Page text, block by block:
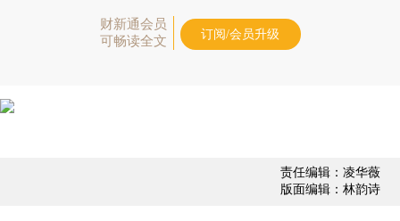
财新通会员
可畅读全文
订阅/会员升级
责任编辑：凌华薇
版面编辑：林韵诗